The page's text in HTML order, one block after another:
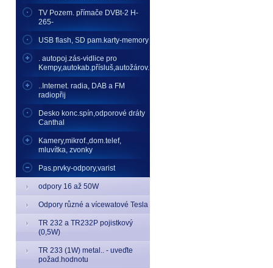
TV Pozem. přímače DVBt-2 H-
265-
USB flash, SD pam.karty-memory
. autopoj.zás-vidlice pro
Kempy,autokab.přísluš,autožárov.
..Internet. radia, DAB a FM
radiopřij
Desko konc.spín,odporové dráty
Canthal
Kamery,mikrof.,dom.telef,
mluvítka, zvonky
Pas.prvky-odpory,varist
odpory 16 až 50W
Odpory různé a vícewatové Tesla
TR 232 a TR232P pojistkový
(0,5W)
TR 233 (1W) metal.. - uveďte
požad.hodnotu